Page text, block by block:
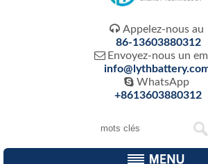
 Appelez-nous au
86-13603880312
 Envoyez-nous un
 WhatsApp
+8613603880312